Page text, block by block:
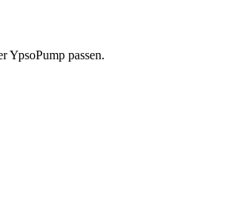
YpsoPump passen.